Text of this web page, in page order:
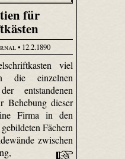
für
• 12.2.1890
viel
die einzelnen
entstandenen
Behebung dieser
Firma in den
Fächern
zwischen